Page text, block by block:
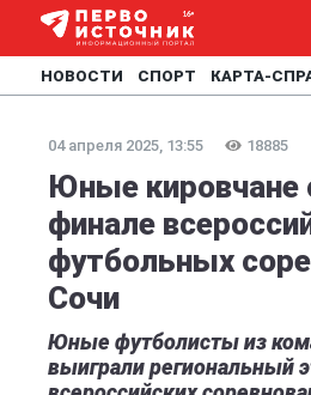
НОВОСТИ СПОРТ КАРТА-
04 апреля 2025, 13:55 18885
Юные кировчане
финале
футбольных
Сочи
Юные футболисты из
выиграли региональный